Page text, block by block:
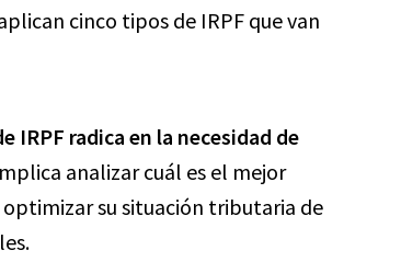
cinco tipos de IRPF que van
radica en la necesidad de
analizar cuál es el mejor
su situación tributaria de